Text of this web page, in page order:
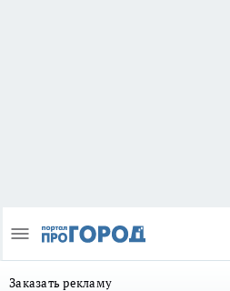
Заказать рекламу